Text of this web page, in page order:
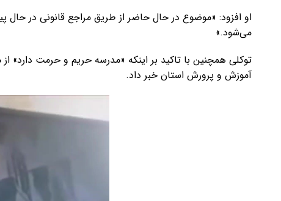
او افزود: «موضوع در حال حاضر از طریق مراجع قانونی در
می‌شود.»
توکلی همچنین با تاکید بر اینکه «مدرسه حریم و حرمت دارد»
آموزش و پرورش استان خبر داد.